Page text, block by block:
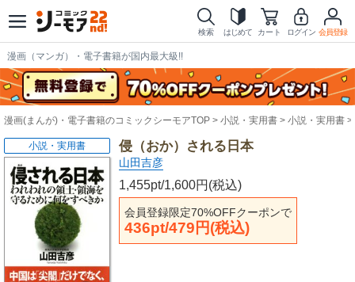
検索 はじめて カート ログイン 会員登録
漫画（マンガ）・電子書籍が国内最大級!!
漫画(まんが)・電子書籍のコミックシーモアTOP 小説・実用書 小説・実用書
侵（おか）される日本
山田吉彦
1,455pt/1,600円(税込)
会員登録限定70%OFFクーポンで
436pt/479円(税込)
小説・実用書